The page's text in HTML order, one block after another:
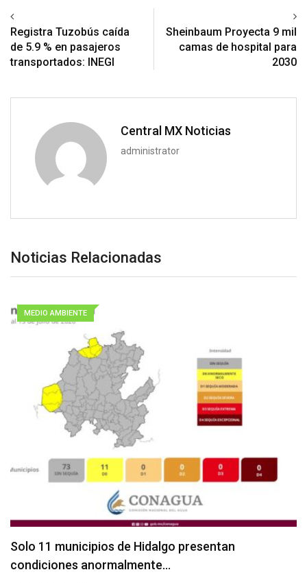
Registra Tuzobús caída
de 5.9 % en pasajeros
transportados: INEGI
Sheinbaum Proyecta 9 mil
camas de hospital para
2030
Central MX Noticias
administrator
Noticias Relacionadas
MEDIO AMBIENTE
Solo 11 municipios de Hidalgo presentan
condiciones anormalmente…